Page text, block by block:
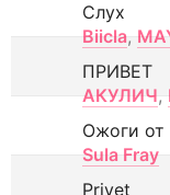
Слух
Biicla,
ПРИВЕТ
АКУЛИЧ,
Ожоги от
Sula Fray
Privet